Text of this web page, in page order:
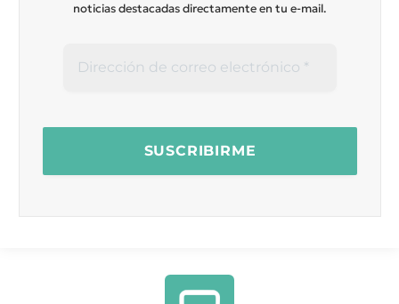
noticias destacadas directamente en tu e-mail.